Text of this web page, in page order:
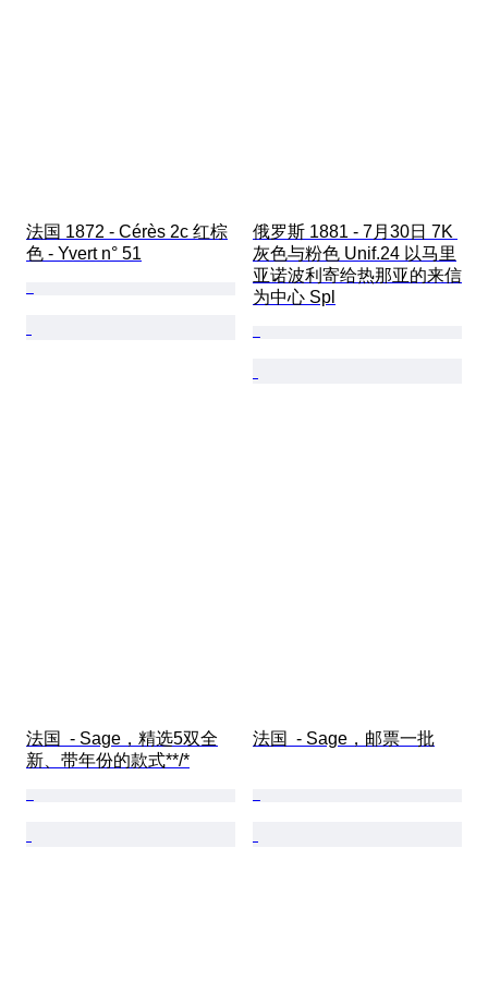
法国 1872 - Cérès 2c 红棕
色 - Yvert n° 51
俄罗斯 1881 - 7月30日 7K
灰色与粉色 Unif.24 以马里
亚诺波利寄给热那亚的来信
为中心 Spl
法国  - Sage，精选5双全
新、带年份的款式**/*
法国  - Sage，邮票一批